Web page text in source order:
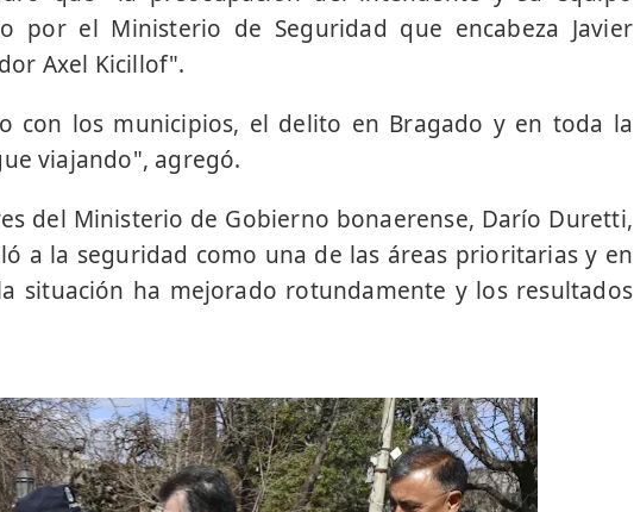
por el Ministerio de Seguridad que encabeza Javier
Axel Kicillof".
con los municipios, el delito en Bragado y en toda la
viajando", agregó.
del Ministerio de Gobierno bonaerense, Darío Duretti,
a la seguridad como una de las áreas prioritarias y en
situación ha mejorado rotundamente y los resultados